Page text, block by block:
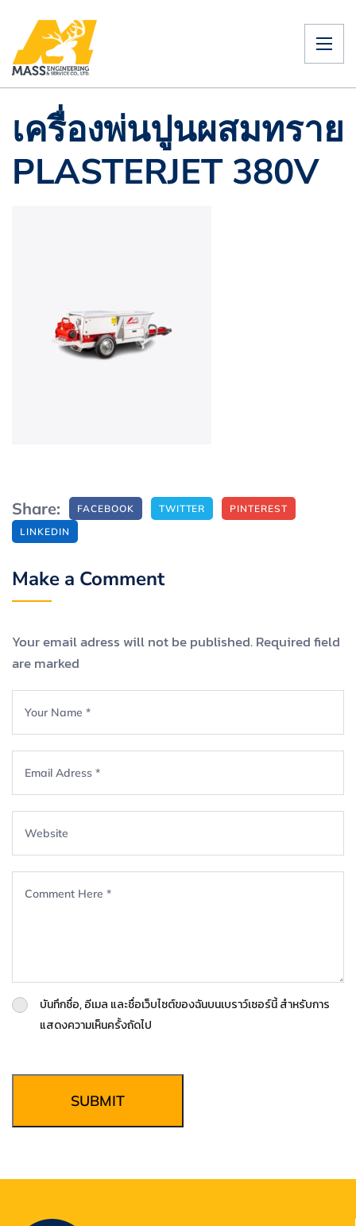
เครื่องพ่นปูนผสมทราย
PLASTERJET 380V
Share: FACEBOOK TWITTER
PINTEREST
LINKEDIN
Make a Comment
Your email adress will not be published. Required field
are marked
บันทึกชื่อ, อีเมล และชื่อเว็บไซต์ของฉันบนเบราว์เซอร์นี้ สำหรับการ
แสดงความเห็นครั้งถัดไป
SUBMIT